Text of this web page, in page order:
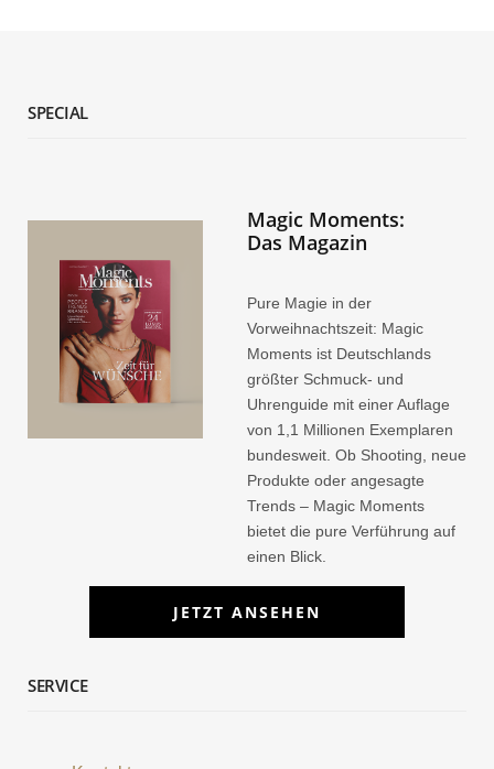
SPECIAL
Magic Moments:
Das Magazin
Pure Magie in der
Vorweihnachtszeit: Magic
Moments ist Deutschlands
größter Schmuck- und
Uhrenguide mit einer Auflage
von 1,1 Millionen Exemplaren
bundesweit. Ob Shooting, neue
Produkte oder angesagte
Trends – Magic Moments
bietet die pure Verführung auf
einen Blick.
JETZT ANSEHEN
SERVICE